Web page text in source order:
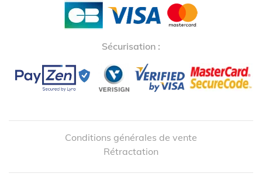
Sécurisation :
Conditions générales de vente
Rétractation